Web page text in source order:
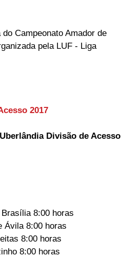
Campeonato Amador de
pela LUF - Liga
2017
Divisão de Acesso
8:00 horas
Ávila 8:00 horas
8:00 horas
8:00 horas